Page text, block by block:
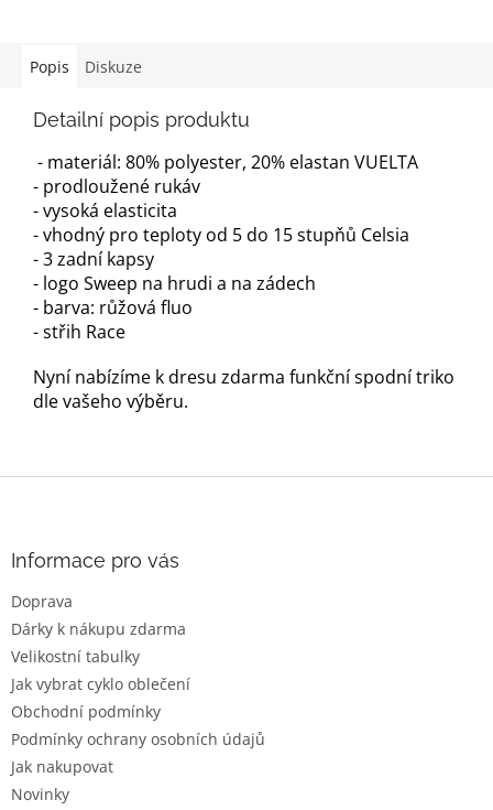
Popis Diskuze
Detailní popis produktu
- materiál: 80% polyester, 20% elastan VUELTA
- prodloužené rukáv
- vysoká elasticita
- vhodný pro teploty od 5 do 15 stupňů Celsia
- 3 zadní kapsy
- logo Sweep na hrudi a na zádech
- barva: růžová fluo
- střih Race
Nyní nabízíme k dresu zdarma funkční spodní triko
dle vašeho výběru.
Informace pro vás
Doprava
Dárky k nákupu zdarma
Velikostní tabulky
Jak vybrat cyklo oblečení
Obchodní podmínky
Podmínky ochrany osobních údajů
Jak nakupovat
Novinky